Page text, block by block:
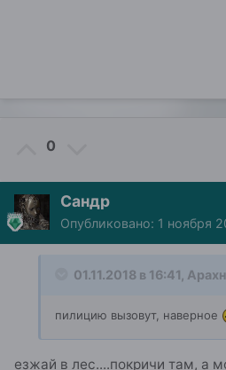
0
Сандр
Опубликовано: 1 ноября
01.11.2018 в 16:41,
пилицию вызовут, наверное
езжай в лес....покричи там, а